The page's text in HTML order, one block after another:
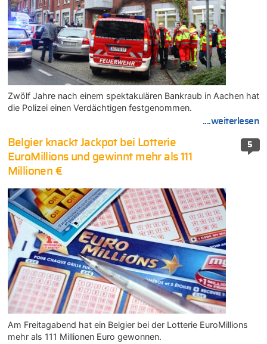
Zwölf Jahre nach einem spektakulären Bankraub in Aachen hat
die Polizei einen Verdächtigen festgenommen.
....weiterlesen
5
Belgier knackt Jackpot bei Lotterie
EuroMillions und gewinnt mehr als 111
Millionen €
Am Freitagabend hat ein Belgier bei der Lotterie EuroMillions
mehr als 111 Millionen Euro gewonnen.